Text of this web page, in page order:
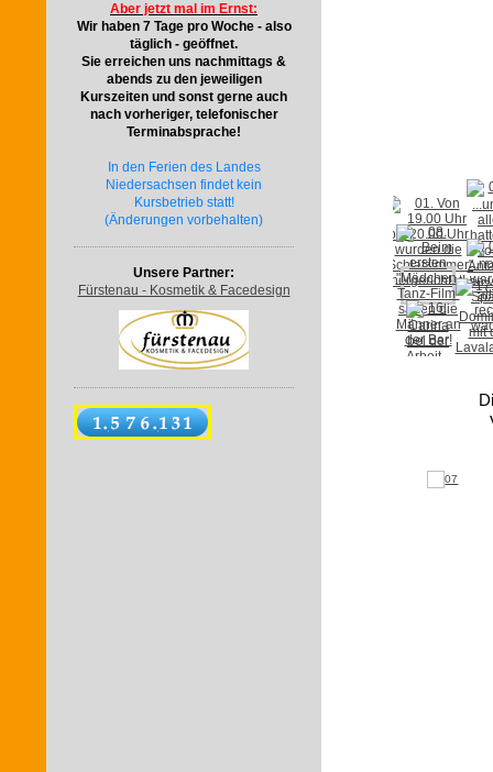
Aber jetzt mal im Ernst:
Wir haben 7 Tage pro Woche - also
täglich - geöffnet.
Sie erreichen uns nachmittags &
abends zu den jeweiligen
Kurszeiten und sonst gerne auch
nach vorheriger, telefonischer
Terminabsprache!
In den Ferien des Landes
Niedersachsen findet kein
Kursbetrieb statt!
(Änderungen vorbehalten)
Unsere Partner:
Fürstenau - Kosmetik & Facedesign